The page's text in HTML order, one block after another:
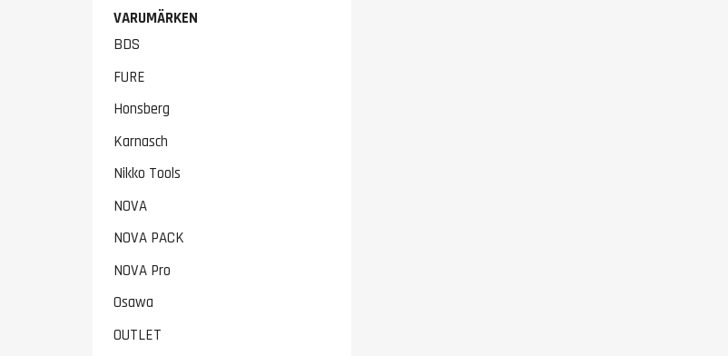
VARUMÄRKEN
BDS
FURE
Honsberg
Karnasch
Nikko Tools
NOVA
NOVA PACK
NOVA Pro
Osawa
OUTLET